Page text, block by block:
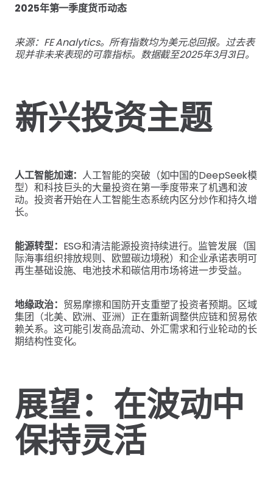
2025年第一季度货币动态
来源：FE Analytics。所有指数均为美元总回报。过去表
现并非未来表现的可靠指标。数据截至2025年3月31日。
新兴投资主题
人工智能加速： 人工智能的突破（如中国的DeepSeek模
型）和科技巨头的大量投资在第一季度带来了机遇和波
动。投资者开始在人工智能生态系统内区分炒作和持久增
长。
能源转型： ESG和清洁能源投资持续进行。监管发展（国
际海事组织排放规则、欧盟碳边境税）和企业承诺表明可
再生基础设施、电池技术和碳信用市场将进一步受益。
地缘政治： 贸易摩擦和国防开支重塑了投资者预期。区域
集团（北美、欧洲、亚洲）正在重新调整供应链和贸易依
赖关系。这可能引发商品流动、外汇需求和行业轮动的长
期结构性变化。
展望：在波动中
保持灵活